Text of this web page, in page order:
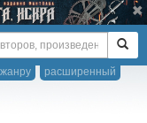
расширенный